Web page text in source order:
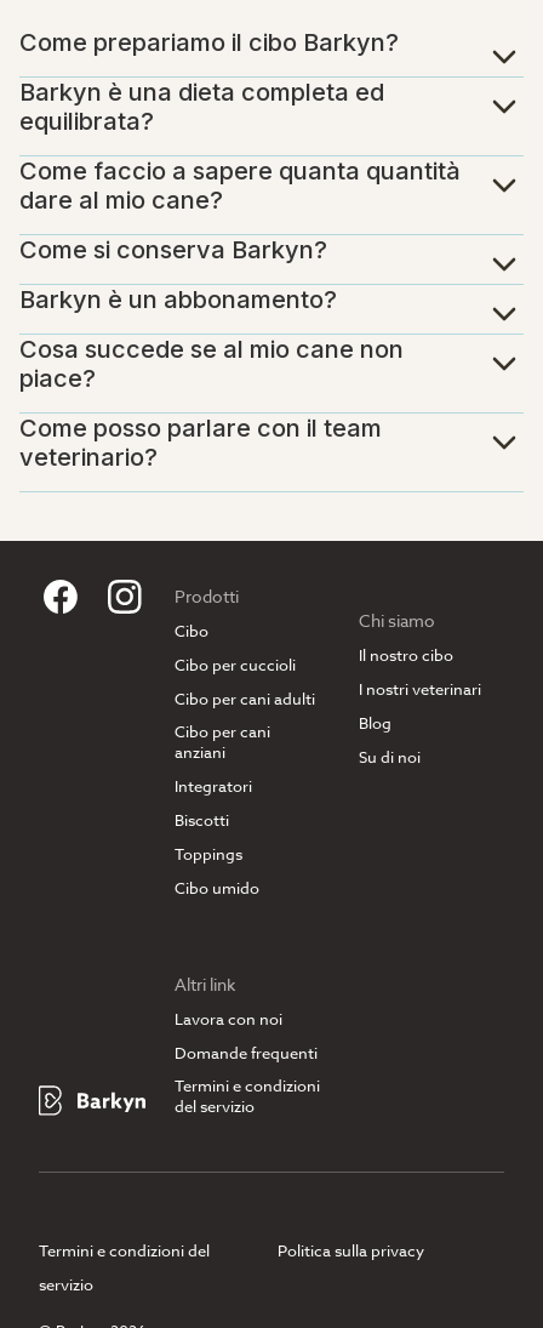
Come prepariamo il cibo Barkyn?
Barkyn è una dieta completa ed
equilibrata?
Come faccio a sapere quanta quantità
dare al mio cane?
Come si conserva Barkyn?
Barkyn è un abbonamento?
Cosa succede se al mio cane non
piace?
Come posso parlare con il team
veterinario?
Prodotti
Cibo
Cibo per cuccioli
Cibo per cani adulti
Cibo per cani
anziani
Integratori
Biscotti
Toppings
Cibo umido
Chi siamo
Il nostro cibo
I nostri veterinari
Blog
Su di noi
Altri link
Lavora con noi
Domande frequenti
Termini e condizioni
del servizio
Termini e condizioni del
servizio
Politica sulla privacy